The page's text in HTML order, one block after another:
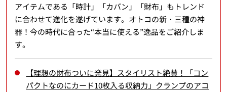
アイテムである「時計」「カバン」「財布」もトレンド
に合わせて進化を遂げています。オトコの新・三種の神
器！今の時代に合った“本当に使える”逸品をご紹介しま
す。
【理想の財布ついに発見】スタイリスト絶賛！「コン
パクトなのにカード10枚入る収納力」クランプのアコ